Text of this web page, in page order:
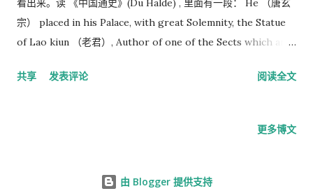
荒，中国人如果有地沟油可回收，也不至于去吃草根树皮？如果
不赶净杀绝黑猫，只剩下不会抓老鼠的白猫，广东人也不至于吃
弱的小战士，自己却装作吃的很饱的样子。看着小战士嚼着皮
斗，其了无穷。” 我们批孔子，废了周公的礼，所以父子夫妻兄
看出来。读 《中国通史》(Du Halde) , 里面有一段： He （唐玄
宗） placed in his Palace, with great Solemnity, the Statue
of Lao kiun （老君）, Author of one of the Sects which are
to burn at Funerals Silk-stuffs, and Ingots of Silver . The
死人烧丝绸和银子，后来唐玄宗采纳他兄弟王玙的建议，把丝绸
共享 发表评论 阅读全文
更多博文
由 Blogger 提供支持